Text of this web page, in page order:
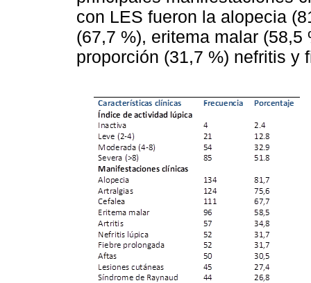
con LES fueron la alopecia
(67,7 %), eritema malar
proporción (31,7 %) nefritis y